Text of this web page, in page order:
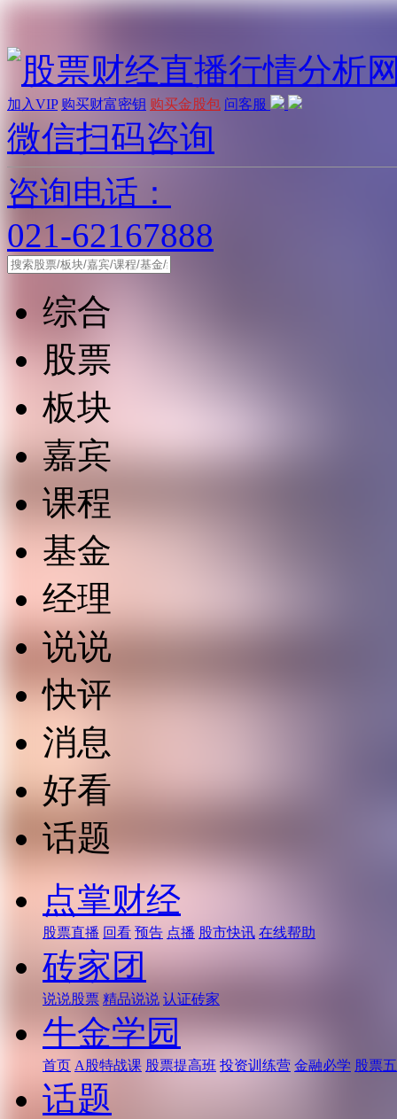
加入VIP 购买财富密钥 购买金股包 问客服
微信扫码咨询
咨询电话：
021-62167888
综合
股票
板块
嘉宾
课程
基金
经理
说说
快评
消息
好看
话题
点掌财经
股票直播 回看 预告 点播 股市快讯 在线帮助
砖家团
说说股票 精品说说 认证砖家
牛金学园
首页 A股特战课 股票提高班 投资训练营 金融必学 股票
话题